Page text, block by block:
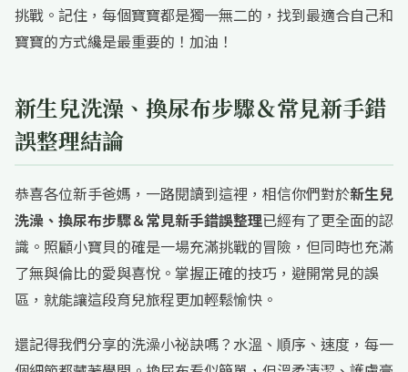
挑戰。記住，每個寶寶都是獨一無二的，找到最適合自己和
寶寶的方式纔是最重要的！加油！
新生兒洗澡、換尿布步驟＆常見新手錯
誤整理結論
恭喜各位新手爸媽，一路閱讀到這裡，相信你們對於新生兒
洗澡、換尿布步驟＆常見新手錯誤整理已經有了更全面的認
識。照顧小寶貝的確是一場充滿挑戰的冒險，但同時也充滿
了無與倫比的愛與喜悅。掌握正確的技巧，避開常見的誤
區，就能讓這段育兒旅程更加輕鬆愉快。
還記得我們分享的洗澡小祕訣嗎？水溫、順序、速度，每一